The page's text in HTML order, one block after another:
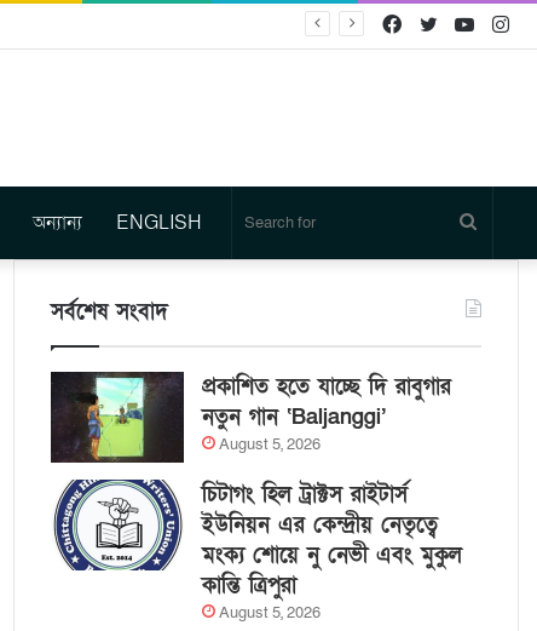
Twitter
Facebook
অন্যান্য ENGLISH
for
সর্বশেষ সংবাদ
প্রকাশিত হতে যাচ্ছে দি রাবুগার
নতুন গান ‘Baljanggi’
August 5, 2026
চিটাগং হিল ট্রাক্টস রাইটার্স
ইউনিয়ন এর কেন্দ্রীয় নেতৃত্বে
মংক্য শোয়ে নু নেভী এবং মুকুল
কান্তি ত্রিপুরা
August 5, 2026